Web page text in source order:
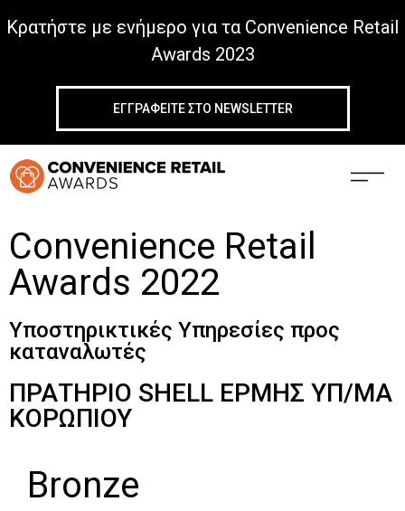
Κρατήστε με ενήμερο για τα Convenience Retail
Awards 2023
ΕΓΓΡΑΦΕΙΤΕ ΣΤΟ NEWSLETTER
Back
Convenience Retail
Awards 2022
Υποστηρικτικές Υπηρεσίες προς
καταναλωτές
ΠΡΑΤΗΡΙΟ SHELL ΕΡΜΗΣ ΥΠ/ΜΑ
ΚΟΡΩΠΙΟΥ
Bronze